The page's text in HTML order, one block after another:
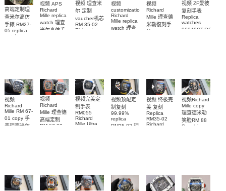
高端定制理
查米尔高仿
手錶 RM27-
05 replica
watch
视频 APS
Richard
Mille replica
watch 理查
米尔高仿手
视频 理查米
尔 定制
vaucher机芯
RM 35-02
Richard
视频
customization
Richard
Mille replica
watch 理查
视频
Richard
Mille 理查德
米勒復刻手
视频 ZF爱彼
复刻手表
Replica
watches
视频
Richard
Mille RM 67-
01 copy 手
表理查米尔
视频
Richard
Mille 理查德
高端定制
RM 67-02
视频完美定
制手表
RM055
Richard
Mille Ultra
视频顶配定
制复刻
99.99%
replica
RM35-02 理
视频 终极完
美 复刻
Replica
RM35-02
Richard
视频Richard
Mille copy
理查德米勒
笑脸RM 88
Sapphire